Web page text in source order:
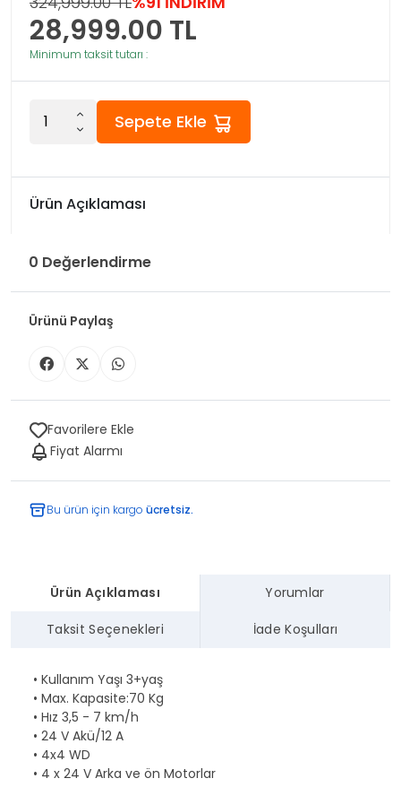
28,999.00 TL
Minimum taksit tutarı :
Sepete Ekle
Ürün Açıklaması
0 Değerlendirme
Ürünü Paylaş
Favorilere Ekle
Fiyat Alarmı
Bu ürün için kargo ücretsiz.
Ürün Açıklaması Yorumlar
Taksit Seçenekleri İade Koşulları
• Kullanım Yaşı 3+yaş
• Max. Kapasite:70 Kg
• Hız 3,5 - 7 km/h
• 24 V Akü/12 A
• 4x4 WD
• 4 x 24 V Arka ve ön Motorlar